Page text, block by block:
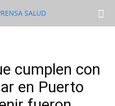
cumplen con
en Puerto